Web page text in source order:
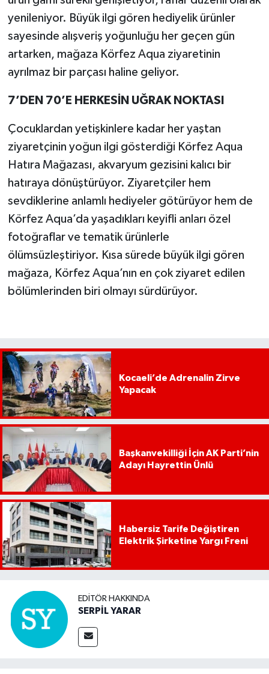
yenileniyor. Büyük ilgi gören hediyelik ürünler
sayesinde alışveriş yoğunluğu her geçen gün
artarken, mağaza Körfez Aqua ziyaretinin
ayrılmaz bir parçası haline geliyor.
7’DEN 70’E HERKESİN UĞRAK NOKTASI
Çocuklardan yetişkinlere kadar her yaştan
ziyaretçinin yoğun ilgi gösterdiği Körfez Aqua
Hatıra Mağazası, akvaryum gezisini kalıcı bir
hatıraya dönüştürüyor. Ziyaretçiler hem
sevdiklerine anlamlı hediyeler götürüyor hem de
Körfez Aqua’da yaşadıkları keyifli anları özel
fotoğraflar ve tematik ürünlerle
ölümsüzleştiriyor. Kısa sürede büyük ilgi gören
mağaza, Körfez Aqua’nın en çok ziyaret edilen
bölümlerinden biri olmayı sürdürüyor.
Kocaeli’de Adrenalin Zirve
Yapacak
Başkanvekilliği İçin AK Parti’nin
Adayı Hayrettin Ünlü
Habersiz Tarife Değiştiren
Elektrik Şirketine Yargı Freni
EDITÖR HAKKINDA
SERPİL YARAR